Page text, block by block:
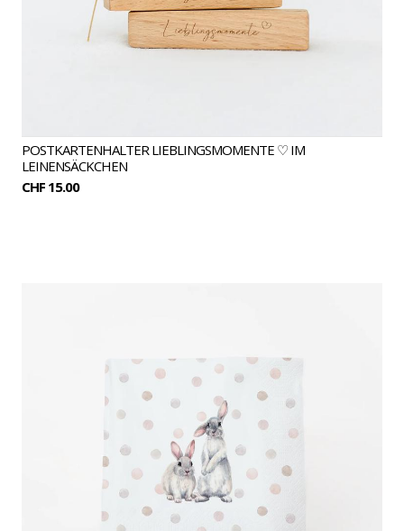
POSTKARTENHALTER LIEBLINGSMOMENTE ♡ IM
LEINENSÄCKCHEN
CHF 15.00